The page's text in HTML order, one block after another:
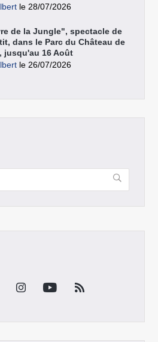
le 28/07/2026
de la Jungle", spectacle de
dans le Parc du Château de
jusqu'au 16 Août
le 26/07/2026